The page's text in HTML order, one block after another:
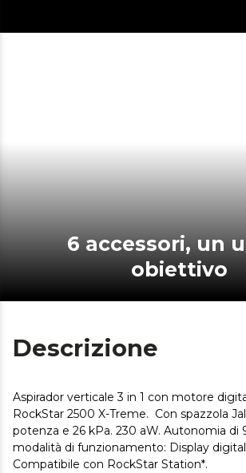
6 accessori, un unico
obiettivo
Descrizione
Aspirador verticale 3 in 1 con motore
RockStar 2500 X-Treme. Con spazzola
potenza e 26 kPa. 230 aW. Autonomia di
modalità di funzionamento: Display
Compatibile con RockStar Station*.